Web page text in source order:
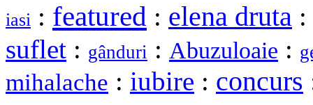
iasi : featured : elena druta :
suflet : gânduri : Abuzuloaie :
mihalache : iubire : concurs